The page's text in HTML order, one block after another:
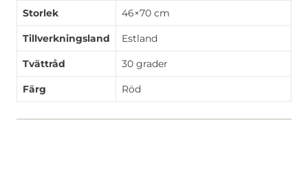
Storlek 46×70 cm
Tillverkningsland Estland
Tvättråd 30 grader
Färg Röd